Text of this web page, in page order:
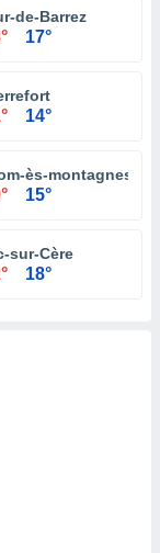
de-Barrez
17°
14°
ès-montagnes
15°
sur-Cère
18°